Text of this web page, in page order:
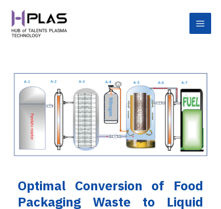
content
Main
Optimal Conversion of Food
Packaging Waste to Liquid
navigation